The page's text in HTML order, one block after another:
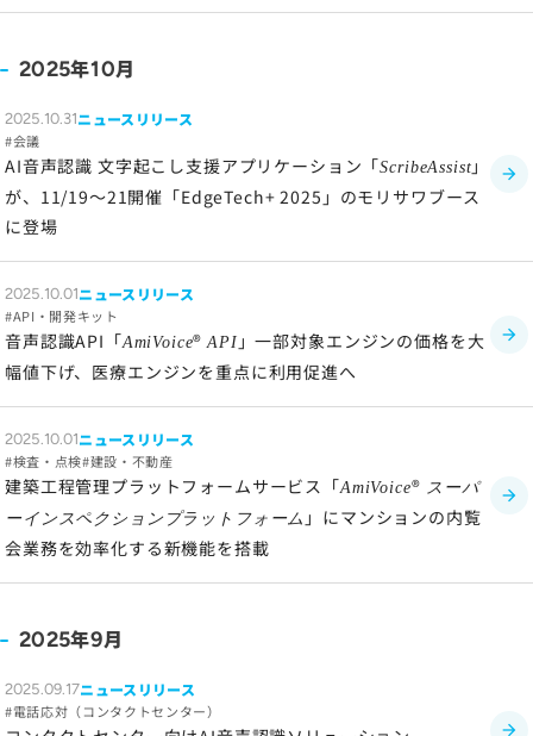
2025年10月
2025.10.31ニュースリリース
会議
AI音声認識 文字起こし支援アプリケーション「ScribeAssist 」
が、11/19～21開催「EdgeTech+ 2025」のモリサワブース
に登場
2025.10.01ニュースリリース
API・開発キット
音声認識API「AmiVoice®API 」一部対象エンジンの価格を大
幅値下げ、医療エンジンを重点に利用促進へ
2025.10.01ニュースリリース
検査・点検 建設・不動産
建築工程管理プラットフォームサービス「AmiVoice® スーパ
ーインスペクションプラットフォーム 」にマンションの内覧
会業務を効率化する新機能を搭載
2025年9月
2025.09.17ニュースリリース
電話応対（コンタクトセンター）